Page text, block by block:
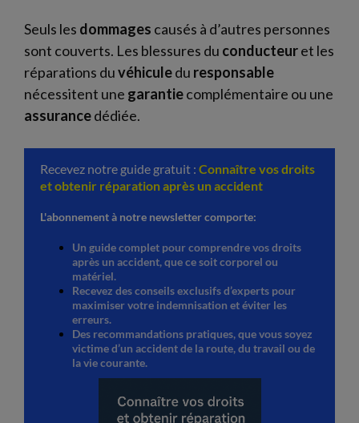
Seuls les dommages causés à d’autres personnes
sont couverts. Les blessures du conducteuret les
réparations duvéhiculedu responsable
nécessitent une garantiecomplémentaire ou une
assurancedédiée.